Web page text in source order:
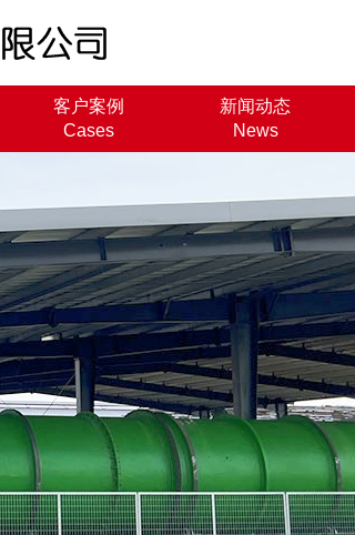
客户案例
Cases
新闻动态
News